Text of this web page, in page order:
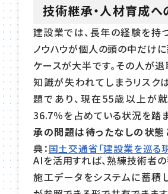
技術継承・人材育成へ
建設業では、長年の経験を持
ノウハウが個人の頭の中だけ
ケースが大半です。その人が
知識が失われてしまうリスク
題であり、現在55歳以上が
36.7％を占めている状況を踏ま
承の問題は待ったなしの状態
典：国土交通省「建設業を巡る
AIを活用すれば、熟練技術者
施工データをシステムに蓄積